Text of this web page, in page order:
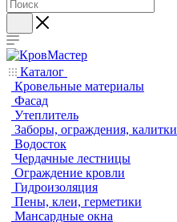
Каталог
Кровельные материалы
Фасад
Утеплитель
Заборы, ограждения, калитки
Водосток
Чердачные лестницы
Ограждение кровли
Гидроизоляция
Пены, клеи, герметики
Мансардные окна